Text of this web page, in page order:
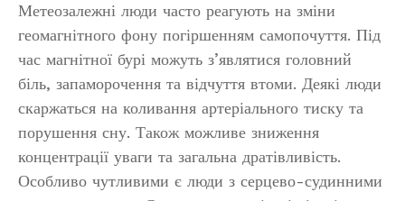
Метеозалежні люди часто реагують на зміни
геомагнітного фону погіршенням самопочуття. Під
час магнітної бурі можуть з’являтися головний
біль, запаморочення та відчуття втоми. Деякі люди
скаржаться на коливання артеріального тиску та
порушення сну. Також можливе зниження
концентрації уваги та загальна дратівливість.
Особливо чутливими є люди з серцево-судинними